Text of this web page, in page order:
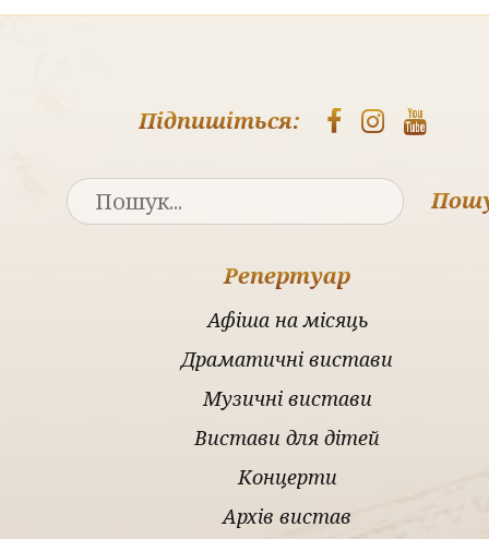
Підпишіться:
Репертуар
Афіша на місяць
Драматичні вистави
Музичні вистави
Вистави для дітей
Концерти
Архів вистав